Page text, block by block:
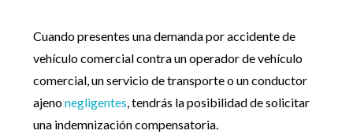
Cuando presentes una demanda por accidente de
vehículo comercial contra un operador de vehículo
comercial, un servicio de transporte o un conductor
ajenonegligentes , tendrás la posibilidad de solicitar
una indemnización compensatoria.